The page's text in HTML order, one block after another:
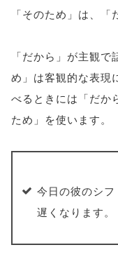
「そのため」は、「
「だから」が主観
め」は客観的な表現
べるときには「だか
ため」を使います。
今日の彼のシ
遅くなります。